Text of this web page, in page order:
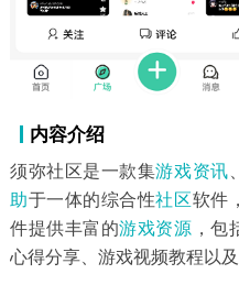
内容介绍
须弥社区是一款集游戏资讯
助于一体的综合性社区软件
件提供丰富的游戏资源 ，包
心得分享、游戏视频教程以